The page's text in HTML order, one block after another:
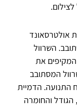
אולטרסאונד
השרוול
המקיפים את
המסתובב
התנועה. הדמיית
הגודל והחומרה